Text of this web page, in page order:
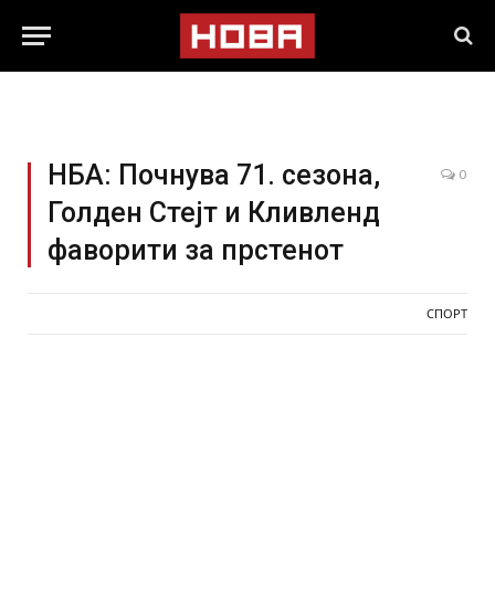
НБА: Почнува 71. сезона,
Голден Стејт и Кливленд
фаворити за прстенот
0
СПОРТ